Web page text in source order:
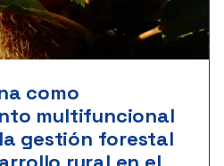
como
multifuncional
gestión forestal